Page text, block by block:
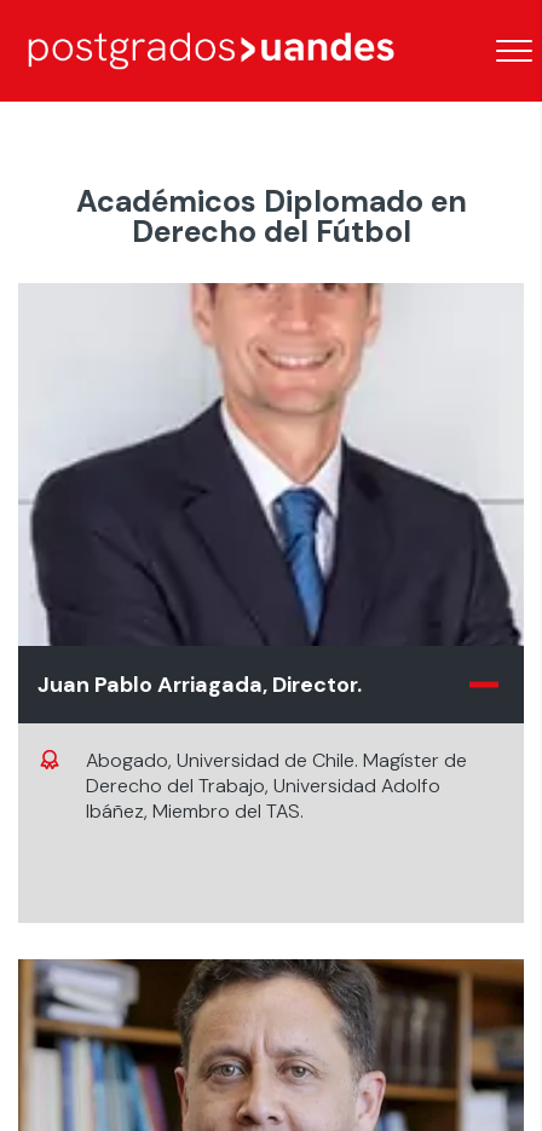
Académicos Diplomado en
Derecho del Fútbol
Juan Pablo Arriagada, Director.
Abogado, Universidad de Chile. Magíster de
Derecho del Trabajo, Universidad Adolfo
Ibáñez, Miembro del TAS.